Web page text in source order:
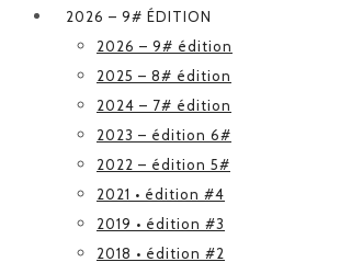
2026 – 9# ÉDITION
2026 – 9# édition
2025 – 8# édition
2024 – 7# édition
2023 – édition 6#
2022 – édition 5#
2021 • édition #4
2019 • édition #3
2018 • édition #2